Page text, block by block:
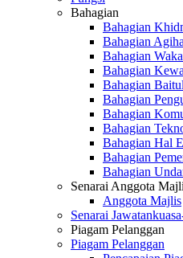
Bahagian
Bahagian
Bahagian
Bahagian
Bahagian
Bahagian
Bahagian
Bahagian
Bahagian
Bahagian Hal
Bahagian
Bahagian
Senarai Anggota
Anggota Majlis
Senarai
Piagam Pelanggan
Piagam Pelanggan